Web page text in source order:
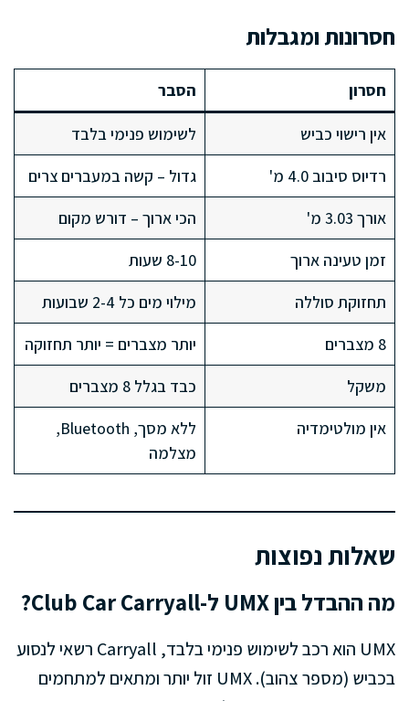
חסרונות ומגבלות
חסרון הסבר
אין רישוי כביש
לשימוש פנימי בלבד
רדיוס סיבוב 4.0 מ'
גדול – קשה במעברים צרים
אורך 3.03 מ'
הכי ארוך – דורש מקום
זמן טעינה ארוך
8-10 שעות
תחזוקת סוללה
מילוי מים כל 2-4 שבועות
8 מצברים
יותר מצברים = יותר תחזוקה
משקל
כבד בגלל 8 מצברים
אין מולטימדיה
ללא מסך, Bluetooth,
מצלמה
שאלות נפוצות
מה ההבדל בין UMX ל-Club Car Carryall?
UMX הוא רכב לשימוש פנימי בלבד, Carryall רשאי לנסוע
בכביש (מספר צהוב). UMX זול יותר ומתאים למתחמים